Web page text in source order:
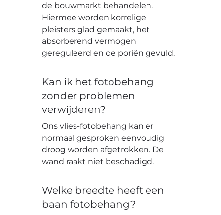
de bouwmarkt behandelen.
Hiermee worden korrelige
pleisters glad gemaakt, het
absorberend vermogen
gereguleerd en de poriën gevuld.
Kan ik het fotobehang
zonder problemen
verwijderen?
Ons vlies-fotobehang kan er
normaal gesproken eenvoudig
droog worden afgetrokken. De
wand raakt niet beschadigd.
Welke breedte heeft een
baan fotobehang?